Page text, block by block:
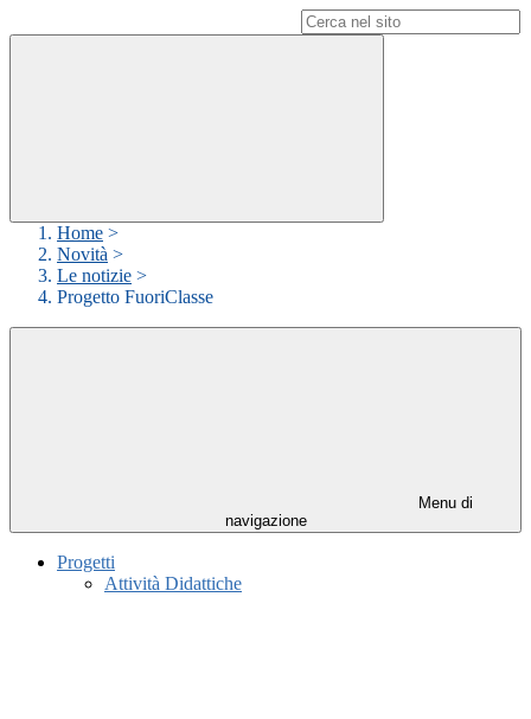
Home >
Novità >
Le notizie >
Progetto FuoriClasse
Menu di
navigazione
Progetti
Attività Didattiche